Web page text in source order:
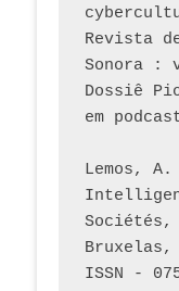
Revista
Sonora :
Dossiê
em
Lemos,
Sociétés,
ISSN -